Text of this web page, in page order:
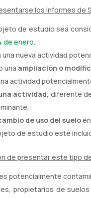
los Informes de
de estudio sea
de enero.
nueva actividad
una ampliación o
actividad
actividad, diferente
de uso del suelo
de estudio esté
de presentar este tipo
potencialmente
propietarios de